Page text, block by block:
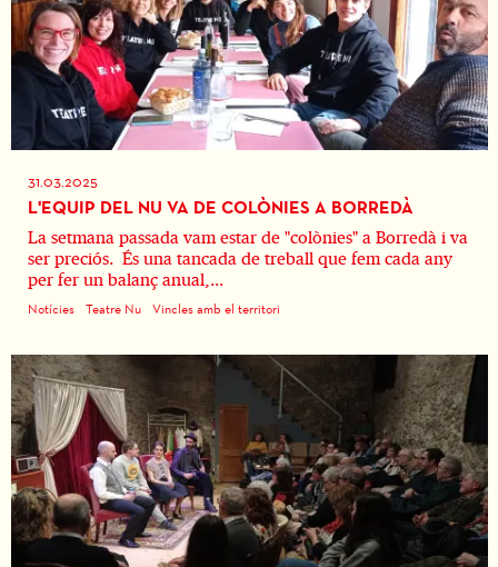
31.03.2025
L'EQUIP DEL NU VA DE COLÒNIES A BORREDÀ
La setmana passada vam estar de "colònies" a Borredà i va
ser preciós. És una tancada de treball que fem cada any
per fer un balanç anual,...
Notícies Teatre Nu Vincles amb el territori